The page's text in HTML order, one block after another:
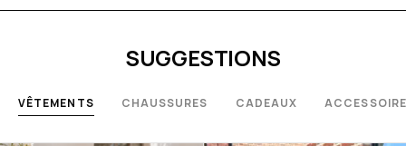
SUGGESTIONS
VÊTEMENTS CHAUSSURES CADEAUX